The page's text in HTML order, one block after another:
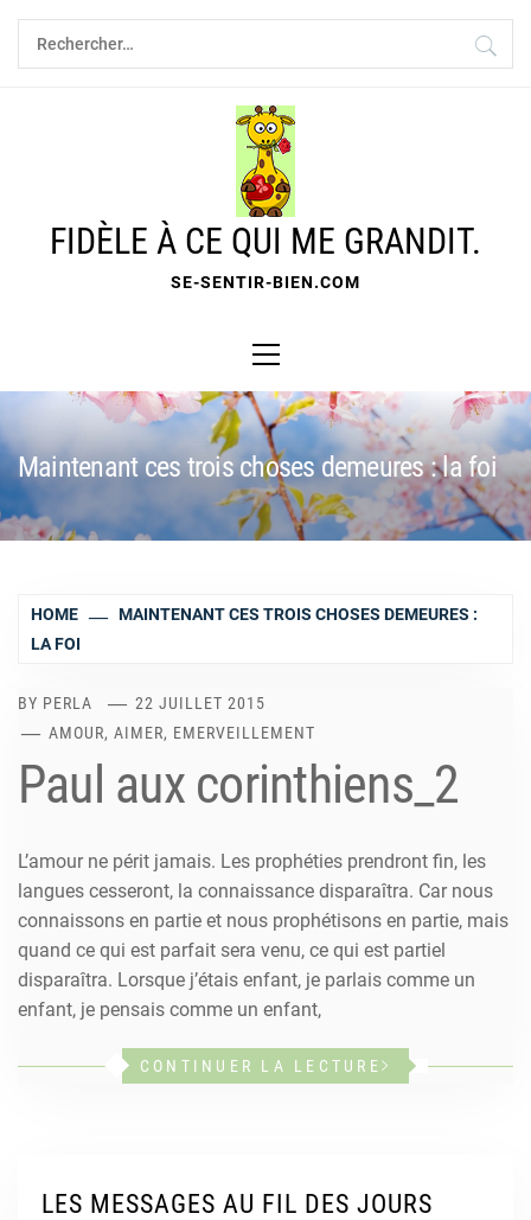
Skip
content
Rechercher :
FIDÈLE À CE QUI ME GRANDIT.
SE-SENTIR-BIEN.COM
Menu
Maintenant ces trois choses demeures : la foi
HOME
MAINTENANT CES TROIS CHOSES DEMEURES :
LA FOI
BY PERLA
22 JUILLET 2015
AMOUR, AIMER, EMERVEILLEMENT
Paul aux corinthiens_2
L’amour ne périt jamais. Les prophéties prendront fin, les
langues cesseront, la connaissance disparaîtra. Car nous
connaissons en partie et nous prophétisons en partie, mais
quand ce qui est parfait sera venu, ce qui est partiel
disparaîtra. Lorsque j’étais enfant, je parlais comme un
enfant, je pensais comme un enfant,
CONTINUER LA LECTURE
LES MESSAGES AU FIL DES JOURS